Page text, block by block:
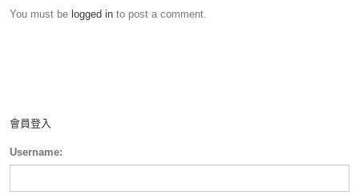
You must be logged in to post a comment.
會員登入
Username: